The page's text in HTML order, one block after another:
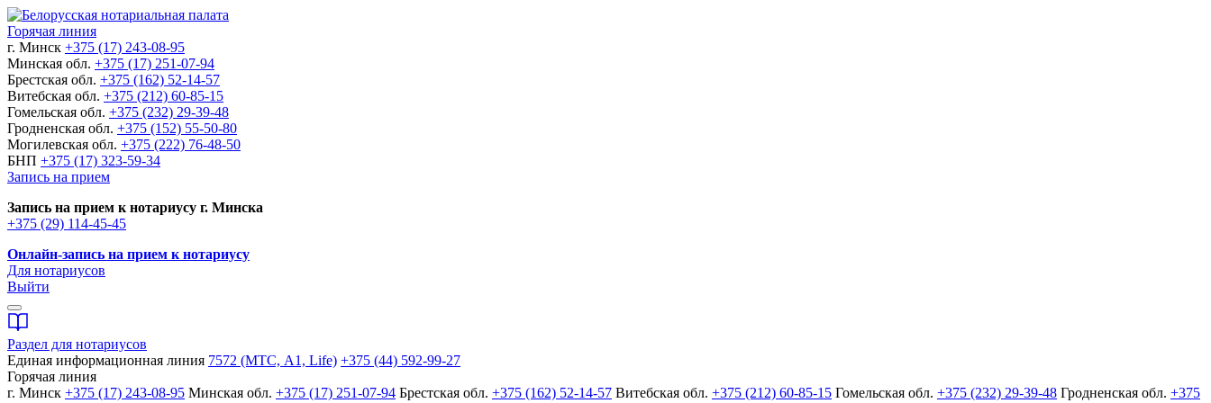
Горячая линия
г. Минск +375 (17) 243-08-95
Минская обл. +375 (17) 251-07-94
Брестская обл. +375 (162) 52-14-57
Витебская обл. +375 (212) 60-85-15
Гомельская обл. +375 (232) 29-39-48
Гродненская обл. +375 (152) 55-50-80
Могилевская обл. +375 (222) 76-48-50
БНП +375 (17) 323-59-34
Запись на прием
Запись на прием к нотариусу г. Минска
+375 (29) 114-45-45
Онлайн-запись на прием к нотариусу
Для нотариусов
Выйти
Раздел для нотариусов
Единая информационная линия 7572 (МТС, A1, Life) +375 (44) 592-99-27
Горячая линия
г. Минск +375 (17) 243-08-95 Минская обл. +375 (17) 251-07-94 Брестская обл. +375 (162) 52-14-57 Витебская обл. +375 (212) 60-85-15 Гомельская обл. +375 (232) 29-39-48 Гродненская обл. +375